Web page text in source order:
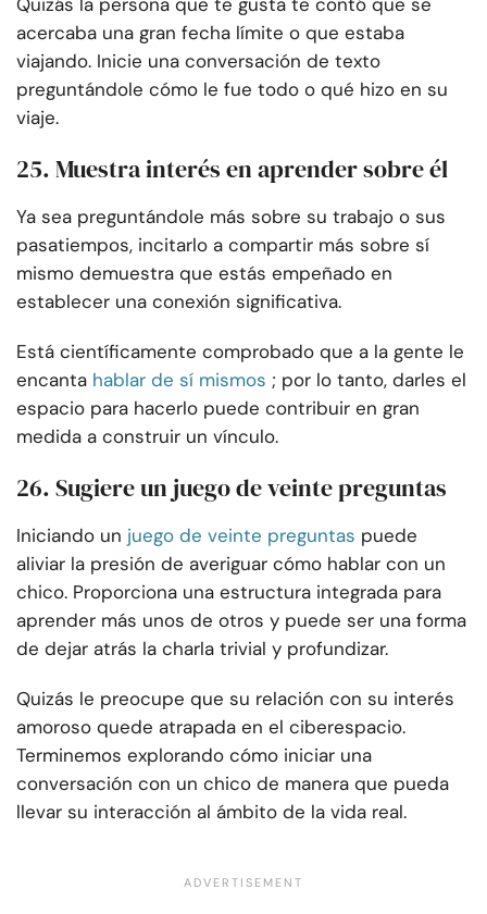
acercaba una gran fecha límite o que estaba
viajando. Inicie una conversación de texto
preguntándole cómo le fue todo o qué hizo en su
viaje.
25. Muestra interés en aprender sobre él
Ya sea preguntándole más sobre su trabajo o sus
pasatiempos, incitarlo a compartir más sobre sí
mismo demuestra que estás empeñado en
establecer una conexión significativa.
Está científicamente comprobado que a la gente le
encanta hablar de sí mismos ; por lo tanto, darles el
espacio para hacerlo puede contribuir en gran
medida a construir un vínculo.
26. Sugiere un juego de veinte preguntas
Iniciando un juego de veinte preguntas puede
aliviar la presión de averiguar cómo hablar con un
chico. Proporciona una estructura integrada para
aprender más unos de otros y puede ser una forma
de dejar atrás la charla trivial y profundizar.
Quizás le preocupe que su relación con su interés
amoroso quede atrapada en el ciberespacio.
Terminemos explorando cómo iniciar una
conversación con un chico de manera que pueda
llevar su interacción al ámbito de la vida real.